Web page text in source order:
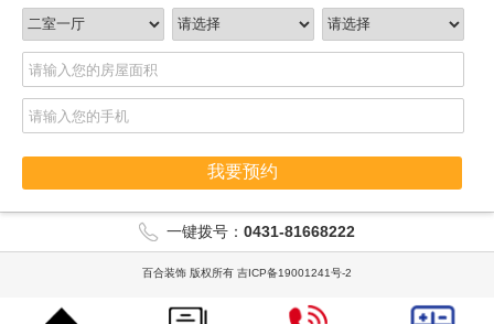
我要预约
一键拨号： 0431-81668222
百合装饰 版权所有 吉ICP备19001241号-2